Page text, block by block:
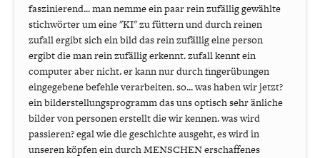
faszinierend... man nemme ein paar rein zufällig gewählte
stichwörter um eine "KI" zu füttern und durch reinen
zufall ergibt sich ein bild das rein zufällig eine person
ergibt die man rein zufällig erkennt. zufall kennt ein
computer aber nicht. er kann nur durch fingerübungen
eingegebene befehle verarbeiten. so... was haben wir jetzt?
ein bilderstellungsprogramm das uns optisch sehr änliche
bilder von personen erstellt die wir kennen. was wird
passieren? egal wie die geschichte ausgeht, es wird in
unseren köpfen ein durch MENSCHEN erschaffenes